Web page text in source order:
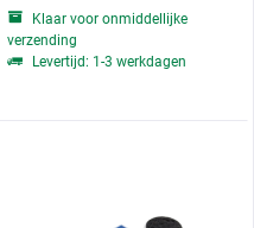
Klaar voor onmiddellijke
verzending
Levertijd: 1-3 werkdagen